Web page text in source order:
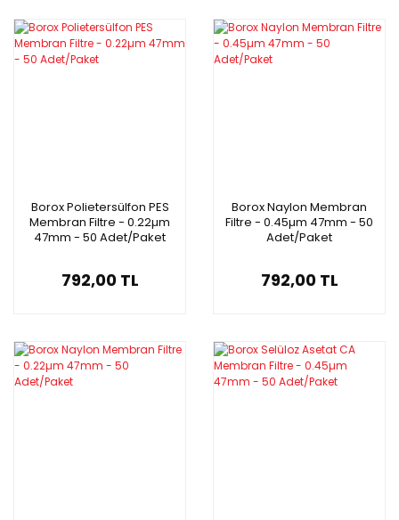
Borox Polietersülfon PES
Membran Filtre - 0.22µm
47mm - 50 Adet/Paket
792,00 TL
Borox Naylon Membran
Filtre - 0.45µm 47mm - 50
Adet/Paket
792,00 TL